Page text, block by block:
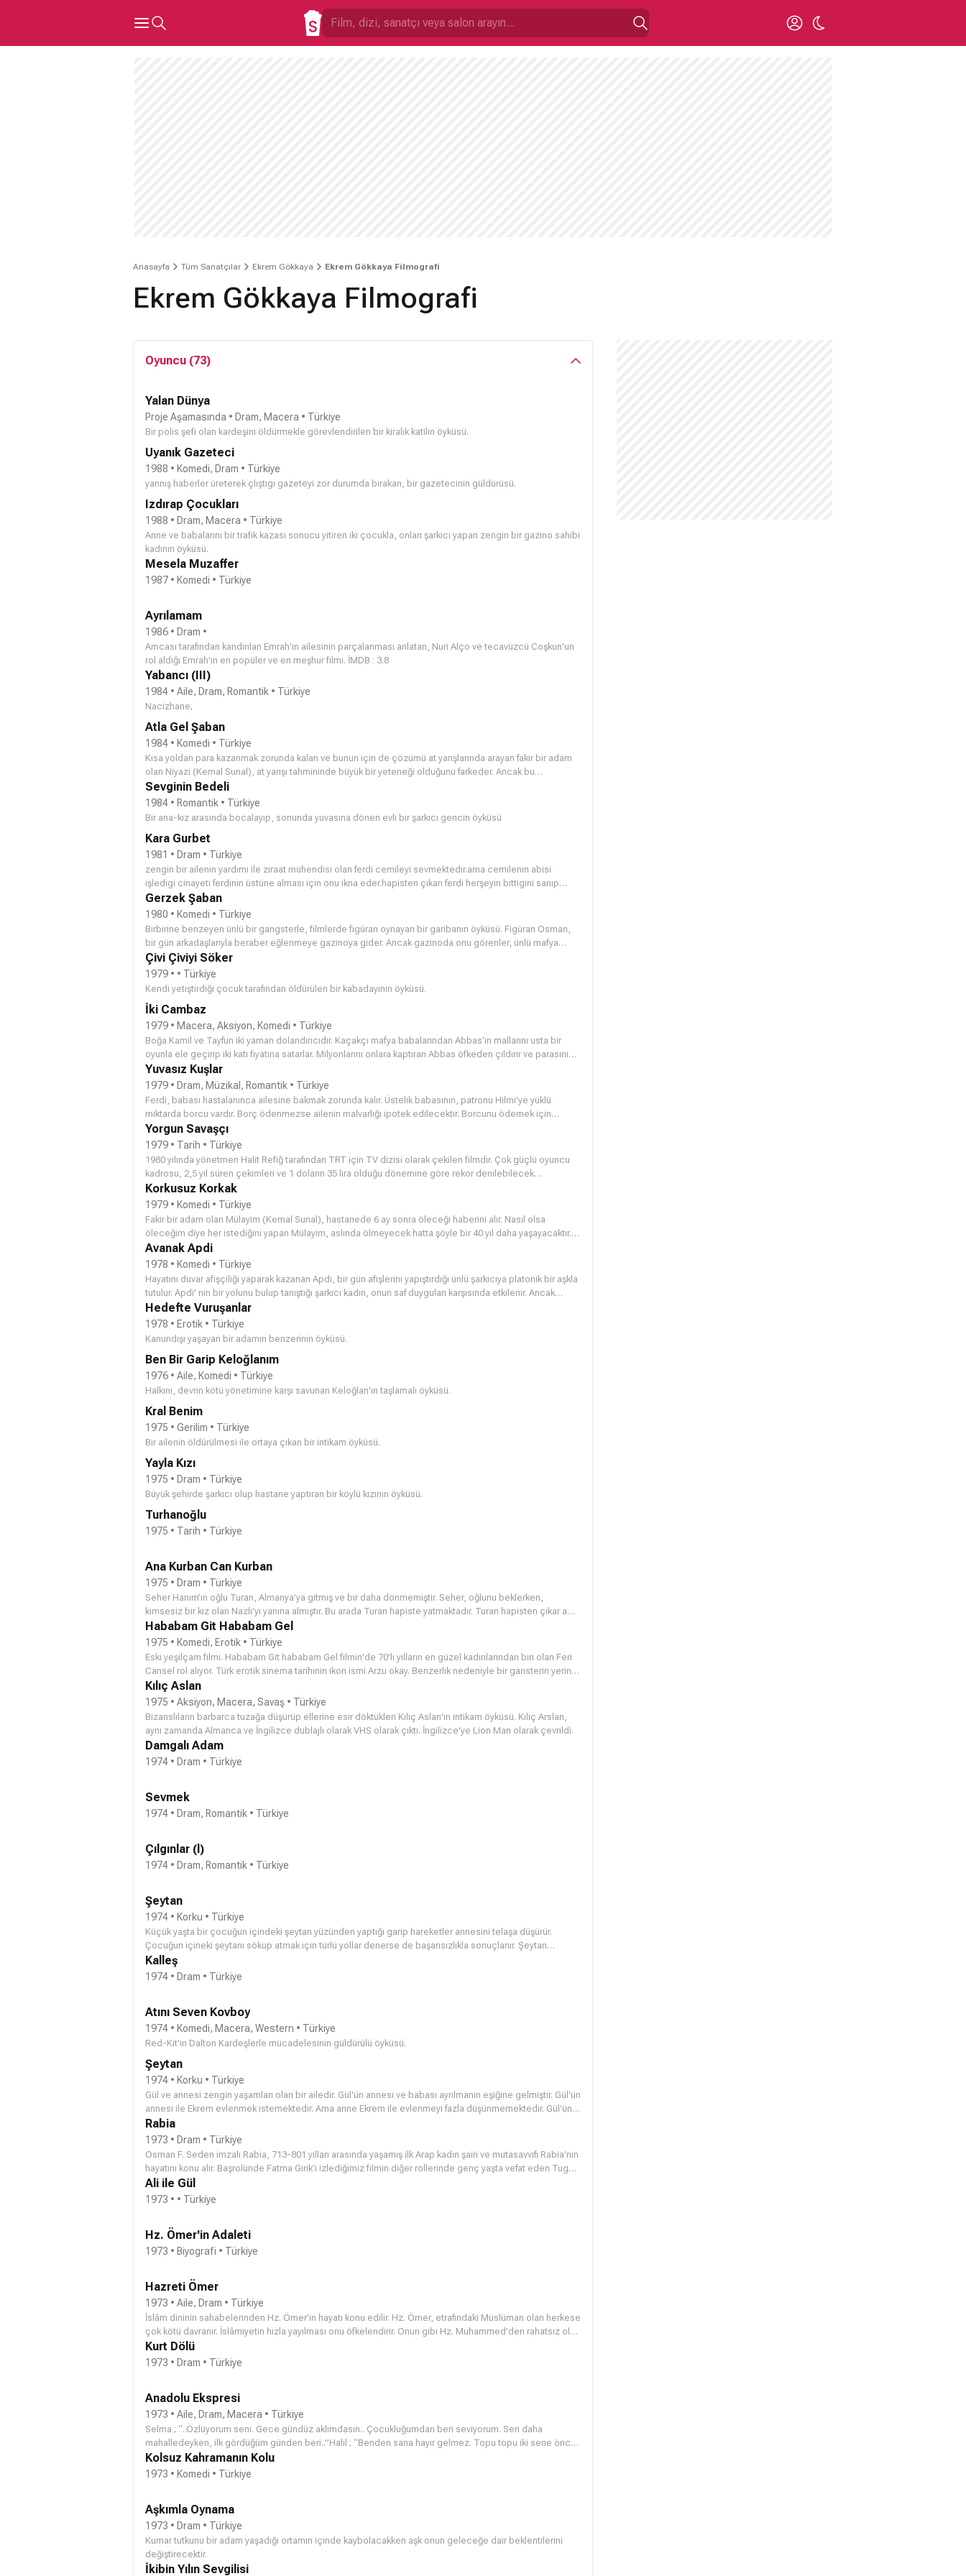
Anasayfa Tüm Sanatçılar Ekrem Gökkaya Ekrem Gökkaya Filmografi
Ekrem Gökkaya Filmografi
Oyuncu (73)
Yalan Dünya
Proje Aşamasında • Dram, Macera • Türkiye
Bir polis şefi olan kardeşini öldürmekle görevlendirilen bir kiralık katilin öyküsü.
Uyanık Gazeteci
1988 • Komedi, Dram • Türkiye
yannış haberler üreterek çlıştıgı gazeteyi zor durumda bırakan, bir gazetecinin güldürüsü.
Izdırap Çocukları
1988 • Dram, Macera • Türkiye
Anne ve babalarını bir trafik kazası sonucu yitiren iki çocukla, onları şarkıcı yapan zengin bir gazino sahibi
kadının öyküsü.
Mesela Muzaffer
1987 • Komedi • Türkiye
Ayrılamam
1986 • Dram •
Amcası tarafından kandırılan Emrah'ın ailesinin parçalanması anlatan, Nuri Alço ve tecavüzcü Coşkun'un
rol aldığı Emrah'ın en popüler ve en meşhur filmi. İMDB : 3.8
Yabancı (III)
1984 • Aile, Dram, Romantik • Türkiye
Nacizhane;
Atla Gel Şaban
1984 • Komedi • Türkiye
Kısa yoldan para kazanmak zorunda kalan ve bunun için de çözümü at yarışlarında arayan fakir bir adam
olan Niyazi (Kemal Sunal), at yarışı tahmininde büyük bir yeteneği olduğunu farkeder. Ancak bu
yetenekten mafya babası Kazım (Dinçer Çekmez) da haberdar olur ve kendisi için kuponlar yapmak
üzere kaçırır. Ne var ki Niyazi'nin kupon yapabilmek için bazı şartları vardır: Her gün kuponlarını yaptığı
minibüs ortamı birebir canlandırılmalı, hatta arabada çalan Şiki Şiki Baba şarkısı bile teypten çalınmalıdır.
Sevginin Bedeli
1984 • Romantik • Türkiye
Bir ana-kız arasında bocalayıp, sonunda yuvasına dönen evli bir şarkıcı gencin öyküsü
Kara Gurbet
1981 • Dram • Türkiye
zengin bir ailenin yardımı ile ziraat mühendisi olan ferdi cemileyi sevmektedir.ama cemilenin abisi
işledigi cinayeti ferdinin üstüne alması için onu ikna eder.hapisten çıkan ferdi herşeyin bittigini sanıp
cemileyle evlenir.ama olaylar istedikleri gibi gitmez.
Gerzek Şaban
1980 • Komedi • Türkiye
Birbirine benzeyen ünlü bir gangsterle, filmlerde figüran oynayan bir garibanın öyküsü. Figüran Osman,
bir gün arkadaşlarıyla beraber eğlenmeye gazinoya gider. Ancak gazinoda onu görenler, ünlü mafya
babası Seyfi ile karıştırıp ona haraç verirler. Zaman geçtikçe bu ikilinin hayatı iç içe geçmeye başlar.
Çivi Çiviyi Söker
1979 • • Türkiye
Kendi yetiştirdiği çocuk tarafından öldürülen bir kabadayının öyküsü.
İki Cambaz
1979 • Macera, Aksiyon, Komedi • Türkiye
Boğa Kamil ve Tayfun iki yaman dolandırıcıdır. Kaçakçı mafya babalarından Abbas’ın mallarını usta bir
oyunla ele geçirip iki katı fiyatına satarlar. Milyonlarını onlara kaptıran Abbas öfkeden çıldırır ve parasını
geri almanın yollarını aramaya başlar. Ancak Tayfun parayı emeklilik garantisi olarak saklamış, yerini
kimseye söylememiştir. Ortağı Boğa Kamil de paranın yerini öğrenmek için olmadık yöntemler dener
ancak hepsinde başarısız olur. Şimdi herkes sakladığı paraları ele geçirmek için Tayfun’un peşindedir.
Yuvasız Kuşlar
1979 • Dram, Müzikal, Romantik • Türkiye
Ferdi, babası hastalanınca ailesine bakmak zorunda kalır. Üstelik babasının, patronu Hilmi’ye yüklü
miktarda borcu vardır. Borç ödenmezse ailenin malvarlığı ipotek edilecektir. Borcunu ödemek için
Hilmi’nin giyim mağazasında çalışan Ferdi bir yandan da küçük mekânlarda canlı müzik icra etmektedir. O
sırada tatil yapmak üzere şehre gelen Tuğba adında bir turist rastlantı sonucu Ferdi ile tanışır. Kısa
sürede Ferdi ile Tuğba arasında duygusal yakınlaşma olur. Bu sırada Ferdi’nin babası ölür. Bu ölümle
birlikte Hilmi’nin haciz tehditleri karşısında Ferdi çalışmak üzere İstanbul’a gider. Tuğba İstanbul’da da
Ferdi’nin karşısına çıkar. Ancak Tuğba tatil dönüşü geçirdiği bir kaza yüzünden hafızasını kaybetmiştir.
Yorgun Savaşçı
1979 • Tarih • Türkiye
1980 yılında yönetmen Halit Refiğ tarafından TRT için TV dizisi olarak çekilen filmdir. Çok güçlü oyuncu
kadrosu, 2,5 yıl süren çekimleri ve 1 doların 35 lira olduğu dönemine göre rekor denilebilecek
büyüklükteki 40 milyon TL bütçesiyle çok iddialı bir yapımdır. Ancak 1980 askeri müdahalesinden sonra
filmin kopyaları yakılmıştır.
Korkusuz Korkak
1979 • Komedi • Türkiye
Fakir bir adam olan Mülayim (Kemal Sunal), hastanede 6 ay sonra öleceği haberini alır. Nasıl olsa
öleceğim diye her istediğini yapan Mülayim, aslında ölmeyecek hatta şöyle bir 40 yıl daha yaşayacaktır.
Ama yanlış sonuç verilince ölüm korkusu diye bir şeyi kalmayan Mülayim acaba ölmeyeceğini öğrenince
ne yapacak?
Avanak Apdi
1978 • Komedi • Türkiye
Hayatını duvar afişçiliği yaparak kazanan Apdi, bir gün afişlerini yapıştırdığı ünlü şarkıcıya platonik bir aşkla
tutulur. Apdi' nin bir yolunu bulup tanıştığı şarkıcı kadın, onun saf duyguları karşısında etkilenir. Ancak
şarkıcının eski sevgilisi Apdi' nin önünde bir engeldir... Kemal Sunal'ın en iyi filmleri arasında gösterilen
Avanak Apdi'de Sunal'ın yanında Ayşen Gruda, Ünal Gürel ve Necdet Yakın gibi isimler de yer alıyor.
Hedefte Vuruşanlar
1978 • Erotik • Türkiye
Kanundışı yaşayan bir adamın benzerinin öyküsü.
Ben Bir Garip Keloğlanım
1976 • Aile, Komedi • Türkiye
Halkını, devrin kötü yönetimine karşı savunan Keloğlan'ın taşlamalı öyküsü.
Kral Benim
1975 • Gerilim • Türkiye
Bir ailenin öldürülmesi ile ortaya çıkan bir intikam öyküsü.
Yayla Kızı
1975 • Dram • Türkiye
Büyük şehirde şarkıcı olup hastane yaptıran bir köylü kızının öyküsü.
Turhanoğlu
1975 • Tarih • Türkiye
Ana Kurban Can Kurban
1975 • Dram • Türkiye
Seher Hanım’ın oğlu Turan, Almanya’ya gitmiş ve bir daha dönmemiştir. Seher, oğlunu beklerken,
kimsesiz bir kız olan Nazlı’yı yanına almıştır. Bu arada Turan hapiste yatmaktadır. Turan hapisten çıkar ama
polisler peşindedir, evine döndüğünde Turan ile Nazlı arasında bir aşk başlar.
Hababam Git Hababam Gel
1975 • Komedi, Erotik • Türkiye
Eski yeşilçam filmi. Hababam Git hababam Gel filmin'de 70'li yılların en güzel kadınlarından biri olan Feri
Cansel rol alıyor. Türk erotik sinema tarihinin ikon ismi Arzu okay. Benzerlik nedeniyle bir gansterin yerine
geçen adamın erotik ve komik öyküsü..
Kılıç Aslan
1975 • Aksiyon, Macera, Savaş • Türkiye
Bizanslıların barbarca tuzağa düşürüp ellerine esir döktükleri Kılıç Aslan'ın intikam öyküsü. Kılıç Arslan,
aynı zamanda Almanca ve İngilizce dublajlı olarak VHS olarak çıktı. İngilizce'ye Lion Man olarak çevrildi.
Damgalı Adam
1974 • Dram • Türkiye
Sevmek
1974 • Dram, Romantik • Türkiye
Çılgınlar (l)
1974 • Dram, Romantik • Türkiye
Şeytan
1974 • Korku • Türkiye
Küçük yaşta bir çocuğun içindeki şeytan yüzünden yaptığı garip hareketler annesini telaşa düşürür.
Çocuğun içineki şeytanı söküp atmak için türlü yollar denerse de başarısızlıkla sonuçlanır. Şeytan
kendisini çocuğun içinden söküp atmak isteyenlere karşı sonuna kadar direnir. Fakat genç bir adam
hayatı pahasına da olsa türlü yollarla şeytanı çocuğun içinden sökmeyi başarır.
Kalleş
1974 • Dram • Türkiye
Atını Seven Kovboy
1974 • Komedi, Macera, Western • Türkiye
Red-Kit'in Dalton Kardeşlerle mücadelesinin güldürülü öyküsü.
Şeytan
1974 • Korku • Türkiye
Gül ve annesi zengin yaşamları olan bir ailedir. Gül'ün annesi ve babası ayrılmanın eşiğine gelmiştir. Gül'ün
annesi ile Ekrem evlenmek istemektedir. Ama anne Ekrem ile evlenmeyi fazla düşünmemektedir. Gül'ün
doğum günü olur. Gül'ün babası bu doğum gününe gelemez. Yine anne baba arasında şiddetli tartışmalar
yaşanır. Gül bu sırada psikolojik sorunlar yaşamaktadır. Doktarlarla birlikte bir imam, Gül'e ne olduğunu
anlamaya çalışırken sonunda Gül'ün içine şeytan girdiğini anlayacaklardır.
Rabia
1973 • Dram • Türkiye
Osman F. Seden imzalı Rabia, 713-801 yılları arasında yaşamış ilk Arap kadın şairi ve mutasavvıfı Rabia'nın
hayatını konu alır. Başrolünde Fatma Girik'i izlediğimiz filmin diğer rollerinde genç yaşta vefat eden Tugay
Toksöz ve kötü adam tiplemeleriyle tanınan Bilal İnci yer almaktadır.
Ali ile Gül
1973 • • Türkiye
Hz. Ömer'in Adaleti
1973 • Biyografi • Türkiye
Hazreti Ömer
1973 • Aile, Dram • Türkiye
İslâm dininin sahabelerinden Hz. Ömer’in hayatı konu edilir. Hz. Ömer, etrafındaki Müslüman olan herkese
çok kötü davranır. İslâmiyetin hızla yayılması onu öfkelendirir. Onun gibi Hz. Muhammed’den rahatsız olan
birden çok insan vardır. Bir gün hepsi bir araya toplanıp Hz. Muhammed’i öldürmeye karar verirler. Hz.
Ömer, bu işi kendisinin yapacağını söyler ve hemen yola çıkar. Yolda karşılaştığı bir arkadaşı onun
ister. Daha sonra Hz. Muhammed’in yanına giderek Müslüman olur. İslâm dinini seçen Ömer, yıllar sonra
Kurt Dölü
1973 • Dram • Türkiye
Anadolu Ekspresi
1973 • Aile, Dram, Macera • Türkiye
Selma ; “..Özlüyorum seni. Gece gündüz aklımdasın.. Çocukluğumdan beri seviyorum. Sen daha
mahalledeyken, ilk gördüğüm günden beri..”Halil ; “Benden sana hayır gelmez. Topu topu iki sene önce
bir kere sinemaya gittik. Elini mi tuttum, sevdalı bir laf mı ettim? Vazgeç bu çocukluktan. Mahalleye
geldiğime pişman etme.” [Gene, Ertem Göreç’in yönettiği ‘Son Vurgun’daki (1968) Sedat da Züleyha’ya
Kolsuz Kahramanın Kolu
1973 • Komedi • Türkiye
Aşkımla Oynama
1973 • Dram • Türkiye
Kumar tutkunu bir adam yaşadığı ortamın içinde kaybolacakken aşk onun geleceğe dair beklentilerini
değiştirecektir.
İkibin Yılın Sevgilisi